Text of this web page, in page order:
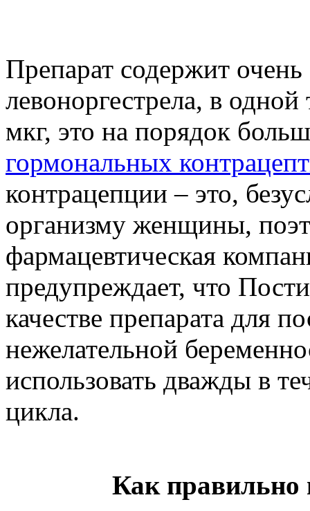
Препарат содержит
левоноргестрела, в
мкг, это на порядок
гормональных
контрацепции – это,
организму женщины,
фармацевтическая
предупреждает, что
качестве препарата для
нежелательной
использовать дважды в
цикла.
Как правильно